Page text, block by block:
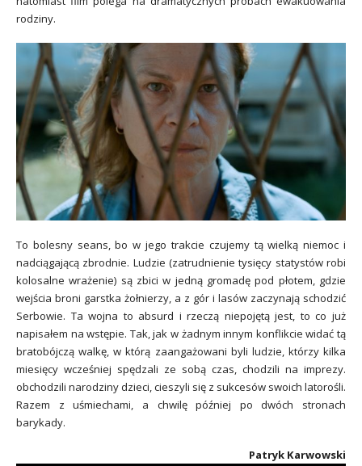
rodziny.
To bolesny seans, bo w jego trakcie czujemy tą wielką niemoc i
nadciągającą zbrodnie. Ludzie (zatrudnienie tysięcy statystów robi
kolosalne wrażenie) są zbici w jedną gromadę pod płotem, gdzie
wejścia broni garstka żołnierzy, a z gór i lasów zaczynają schodzić
Serbowie. Ta wojna to absurd i rzeczą niepojętą jest, to co już
napisałem na wstępie. Tak, jak w żadnym innym konflikcie widać tą
bratobójczą walkę, w którą zaangażowani byli ludzie, którzy kilka
miesięcy wcześniej spędzali ze sobą czas, chodzili na imprezy.
obchodzili narodziny dzieci, cieszyli się z sukcesów swoich latorośli.
Razem z uśmiechami, a chwilę później po dwóch stronach
barykady.
Patryk Karwowski